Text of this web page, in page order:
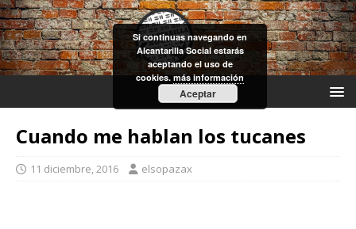
Cuando me hablan los tucanes
11 diciembre, 2016 elsopazax
Si continuas navegando en
Alcantarilla Social estarás
aceptando el uso de
cookies.más información
Aceptar